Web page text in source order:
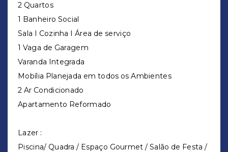
2 Quartos
1 Banheiro Social
Sala I Cozinha I Área de serviço
1 Vaga de Garagem
Varanda Integrada
Mobília Planejada em todos os Ambientes
2 Ar Condicionado
Apartamento Reformado
Lazer :
Piscina/ Quadra / Espaço Gourmet / Salão de Festa /